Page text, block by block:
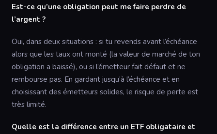
Est-ce qu’une obligation peut me faire perdre de
l’argent ?
Oui, dans deux situations : si tu revends avant l’échéance
alors que les taux ont monté (la valeur de marché de ton
obligation a baissé), ou si l’émetteur fait défaut et ne
rembourse pas. En gardant jusqu’à l’échéance et en
choisissant des émetteurs solides, le risque de perte est
très limité.
Quelle est la différence entre un ETF obligataire et